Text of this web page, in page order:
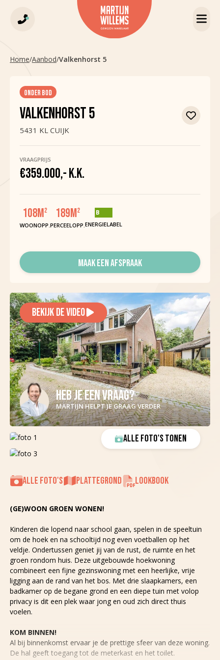
Home/Aanbod/Valkenhorst 5
ONDER BOD
VALKENHORST 5
5431 KL CUIJK
VRAAGPRIJS
€359.000,- K.K.
108M2
WOONOPP.
189M2
PERCEELOPP.
B
ENERGIELABEL
MAAK EEN AFSPRAAK
BEKIJK DE VIDEO
HEB JE EEN VRAAG?
MARTIJN HELPT JE GRAAG VERDER
ALLE FOTO'S TONEN
ALLE FOTO'S PLATTEGROND LOOKBOOK
(GE)WOON GROEN WONEN!
Kinderen die lopend naar school gaan, spelen in de speeltuin
om de hoek en na schooltijd nog even voetballen op het
veldje. Ondertussen geniet jij van de rust, de ruimte en het
groen rondom huis. Deze uitgebouwde hoekwoning
combineert een fijne gezinswoning met een heerlijke, vrije
ligging aan de rand van het bos. Met drie slaapkamers, een
badkamer op de begane grond en een diepe tuin met volop
privacy is dit een plek waar jong en oud zich direct thuis
voelen.
KOM BINNEN!
Al bij binnenkomst ervaar je de prettige sfeer van deze woning.
De hal geeft toegang tot de meterkast en het toilet.